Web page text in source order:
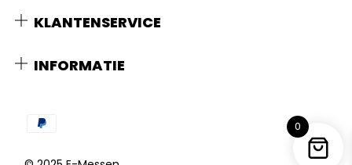
KLANTENSERVICE
INFORMATIE
0